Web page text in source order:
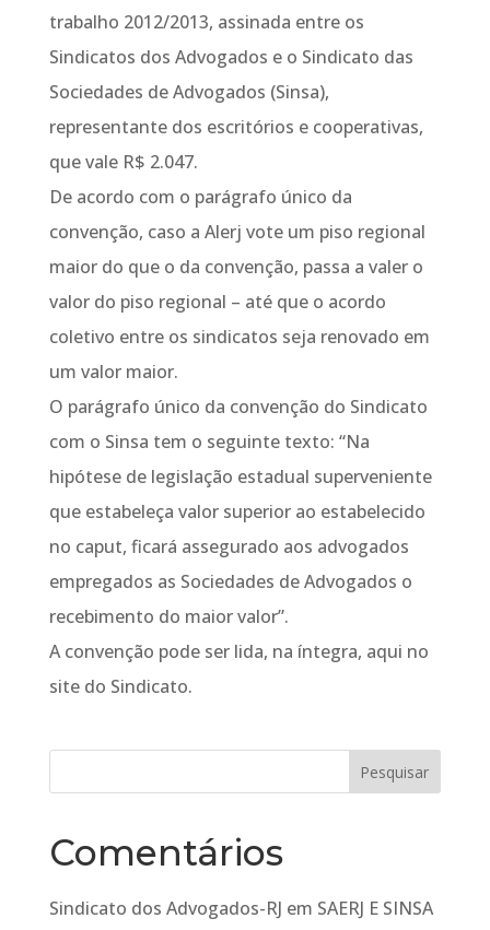
trabalho 2012/2013, assinada entre os
Sindicatos dos Advogados e o Sindicato das
Sociedades de Advogados (Sinsa),
representante dos escritórios e cooperativas,
que vale R$ 2.047.
De acordo com o parágrafo único da
convenção, caso a Alerj vote um piso regional
maior do que o da convenção, passa a valer o
valor do piso regional – até que o acordo
coletivo entre os sindicatos seja renovado em
um valor maior.
O parágrafo único da convenção do Sindicato
com o Sinsa tem o seguinte texto: “Na
hipótese de legislação estadual superveniente
que estabeleça valor superior ao estabelecido
no caput, ficará assegurado aos advogados
empregados as Sociedades de Advogados o
recebimento do maior valor”.
A convenção pode ser lida, na íntegra, aqui no
site do Sindicato.
Comentários
Sindicato dos Advogados-RJ em SAERJ E SINSA